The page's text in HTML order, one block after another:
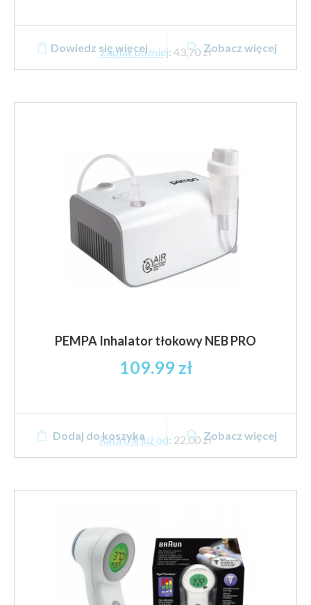
Zapłać później: 43,70 zł
Dowiedz się więcej Zobacz więcej
PEMPA Inhalator tłokowy NEB PRO
109.99 zł
Rata 0% już od: 22,00 zł
Dodaj do koszyka Zobacz więcej